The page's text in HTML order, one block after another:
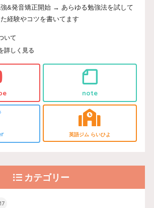
&発音矯正開始 → あらゆる勉強法を試して
経験やコツを書いてます
いて
詳しく見る
note
英語ジム らいひよ
カテゴリー